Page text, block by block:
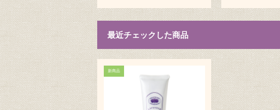
最近チェックした商品
新商品